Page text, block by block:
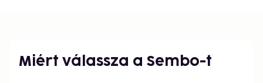
Miért válassza a Sembo-t